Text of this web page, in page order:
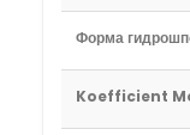
Форма
Koefficient